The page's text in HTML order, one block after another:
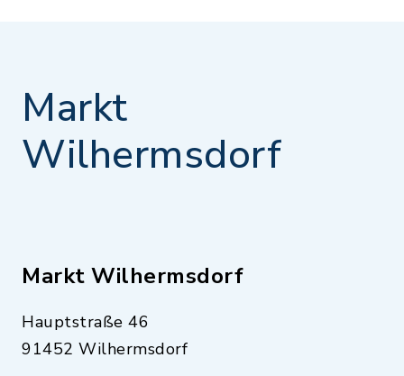
Markt
Wilhermsdorf
Markt Wilhermsdorf
Hauptstraße 46
91452 Wilhermsdorf